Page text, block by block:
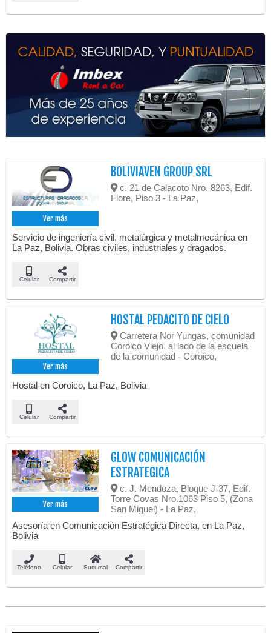
Ver más
BOLIVIAVEN GROUP SRL
c. 21 de Calacoto Nro. 8263, Edif.
Fiore, Piso 3 - La Paz,
Servicio de ingeniería civil, metalúrgica y metalmecánica en
La Paz, Bolivia. Obras civiles, industriales y dragados.
Celular Compartir
Ver más
HOSTAL PEDACITO DE CIELO
Carretera Nor Yungas, comunidad
Coroico Viejo, al lado de la escuela
de la comunidad - Coroico,
Hostal en Coroico, La Paz, Bolivia
Celular Compartir
Ver más
GLOW COMUNICACIÓN
ESTRATEGICA
c. J. Mendoza, Bloque J-37, Edif.
Torre Covas Nro.1063 Piso 5, (Zona
San Miguel) - La Paz,
Asesoría en Comunicación Estratégica Directa, en La Paz,
Bolivia
Teléfono Celular Sucursal Compartir